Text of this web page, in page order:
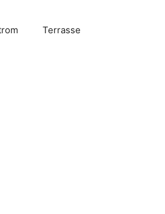
Terrasse